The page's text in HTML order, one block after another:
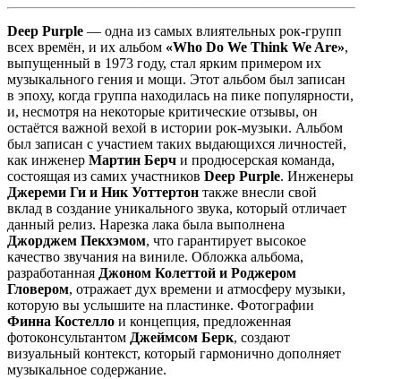
Deep Purple — одна из самых влиятельных рок-групп
всех времён, и их альбом «Who Do We Think We Are»,
выпущенный в 1973 году, стал ярким примером их
музыкального гения и мощи. Этот альбом был записан
в эпоху, когда группа находилась на пике популярности,
и, несмотря на некоторые критические отзывы, он
остаётся важной вехой в истории рок-музыки. Альбом
был записан с участием таких выдающихся личностей,
как инженер Мартин Берч и продюсерская команда,
состоящая из самих участников Deep Purple. Инженеры
Джереми Ги и Ник Уоттертон также внесли свой
вклад в создание уникального звука, который отличает
данный релиз. Нарезка лака была выполнена
Джорджем Пекхэмом, что гарантирует высокое
качество звучания на виниле. Обложка альбома,
разработанная Джоном Колеттой и Роджером
Гловером, отражает дух времени и атмосферу музыки,
которую вы услышите на пластинке. Фотографии
Финна Костелло и концепция, предложенная
фотоконсультантом Джеймсом Берк, создают
визуальный контекст, который гармонично дополняет
музыкальное содержание.